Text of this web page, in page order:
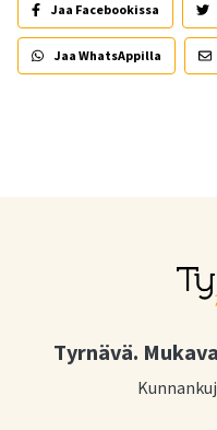
Jaa Facebookissa
Jaa WhatsAppilla
Tyrnävä.